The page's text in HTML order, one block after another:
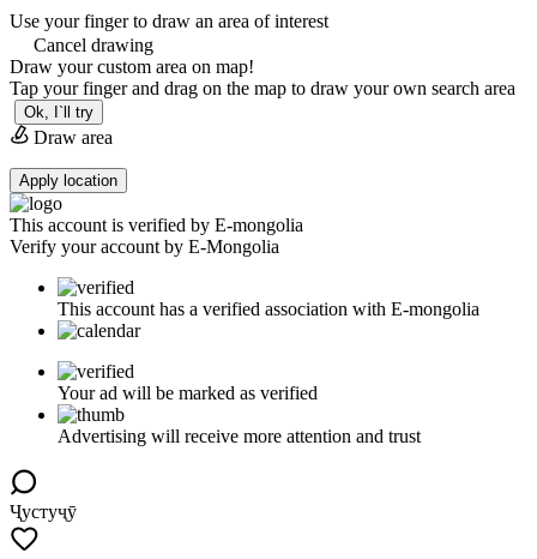
Use your finger to draw an area of interest
Cancel drawing
Draw your custom area on map!
Tap your finger and drag on the map to draw your own search area
Ok, I`ll try
Draw area
Apply location
This account is verified by E-mongolia
Verify your account by E-Mongolia
This account has a verified association with E-mongolia
Your ad will be marked as verified
Advertising will receive more attention and trust
Ҷустуҷӯ